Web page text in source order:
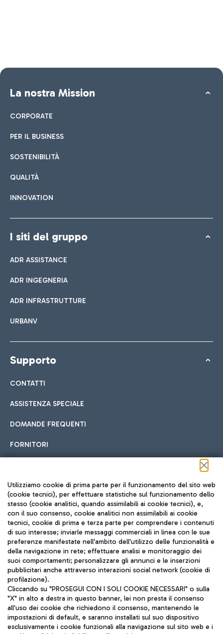
La nostra Mission
CORPORATE
PER IL BUSINESS
SOSTENIBILITÀ
QUALITÀ
INNOVATION
I siti del gruppo
ADR ASSISTANCE
ADR INGEGNERIA
ADR INFRASTRUTTURE
URBANV
Supporto
CONTATTI
ASSISTENZA SPECIALE
DOMANDE FREQUENTI
FORNITORI
Seguici sui social
TRAVEL JOURNAL
ITA
Utilizziamo cookie di prima parte per il funzionamento del sito web
(cookie tecnici), per effettuare statistiche sul funzionamento dello
stesso (cookie analitici, quando assimilabili ai cookie tecnici), e,
con il suo consenso, cookie analitici non assimilabili ai cookie
tecnici, cookie di prima e terza parte per comprendere i contenuti
di suo interesse; inviarle messaggi commerciali in linea con le sue
preferenze manifestate nell'ambito dell'utilizzo delle funzionalità e
della navigazione in rete; effettuare analisi e monitoraggio dei
suoi comportamenti; personalizzare gli annunci e le inserzioni
pubblicitari anche attraverso interazioni social network (cookie di
profilazione).
Cliccando su "PROSEGUI CON I SOLI COOKIE NECESSARI" o sulla
"X" in alto a destra in questo banner, lei non presta il consenso
all'uso dei cookie che richiedono il consenso, mantenendo le
impostazioni di default, e saranno installati sul suo dispositivo
esclusivamente i cookie funzionali alla navigazione sul sito web e i